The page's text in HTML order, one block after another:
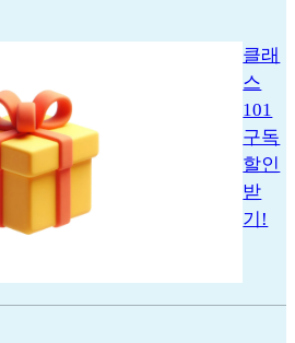
클래
스
101
구독
할인
받
기!